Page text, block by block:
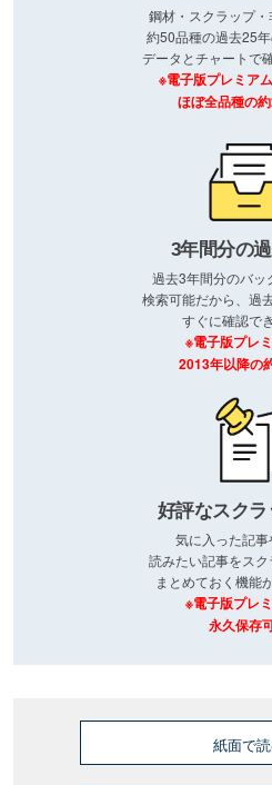
鋼材・スクラップ
約50品種の過去25
データとチャートで
※電子版プレミア
ほぼ全品種の
3年間分の
過去3年間分のバッ
検索可能だから、過
すぐに確認で
※電子版プレ
2013年以降の
好評なスク
気に入った記
読みたい記事をスク
まとめておく機能
※電子版プレ
永久保存
紙面で